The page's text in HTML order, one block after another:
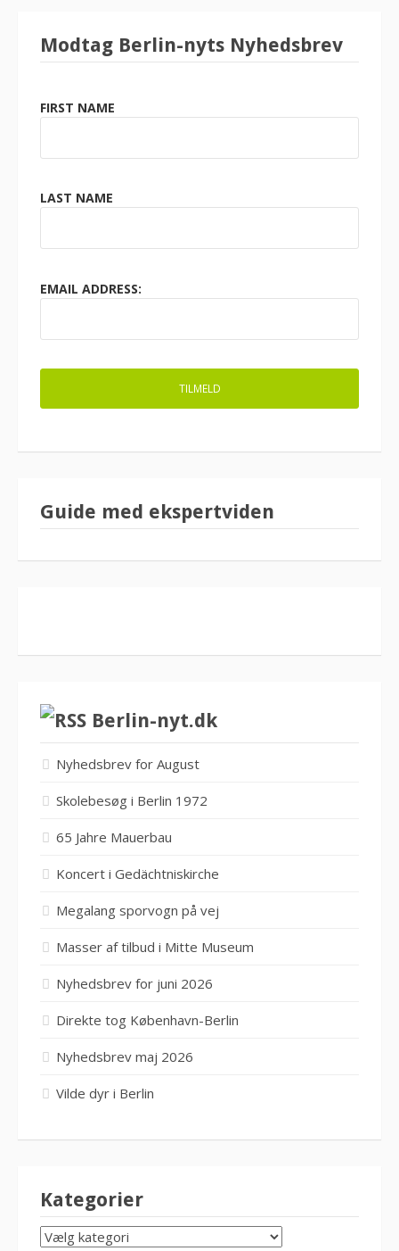
Modtag Berlin-nyts Nyhedsbrev
FIRST NAME
LAST NAME
EMAIL ADDRESS:
Guide med ekspertviden
Berlin-nyt.dk
Nyhedsbrev for August
Skolebesøg i Berlin 1972
65 Jahre Mauerbau
Koncert i Gedächtniskirche
Megalang sporvogn på vej
Masser af tilbud i Mitte Museum
Nyhedsbrev for juni 2026
Direkte tog København-Berlin
Nyhedsbrev maj 2026
Vilde dyr i Berlin
Kategorier
KATEGORIER